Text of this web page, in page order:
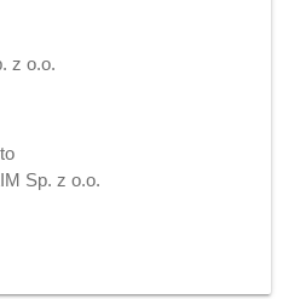
z o.o.
Sp. z o.o.